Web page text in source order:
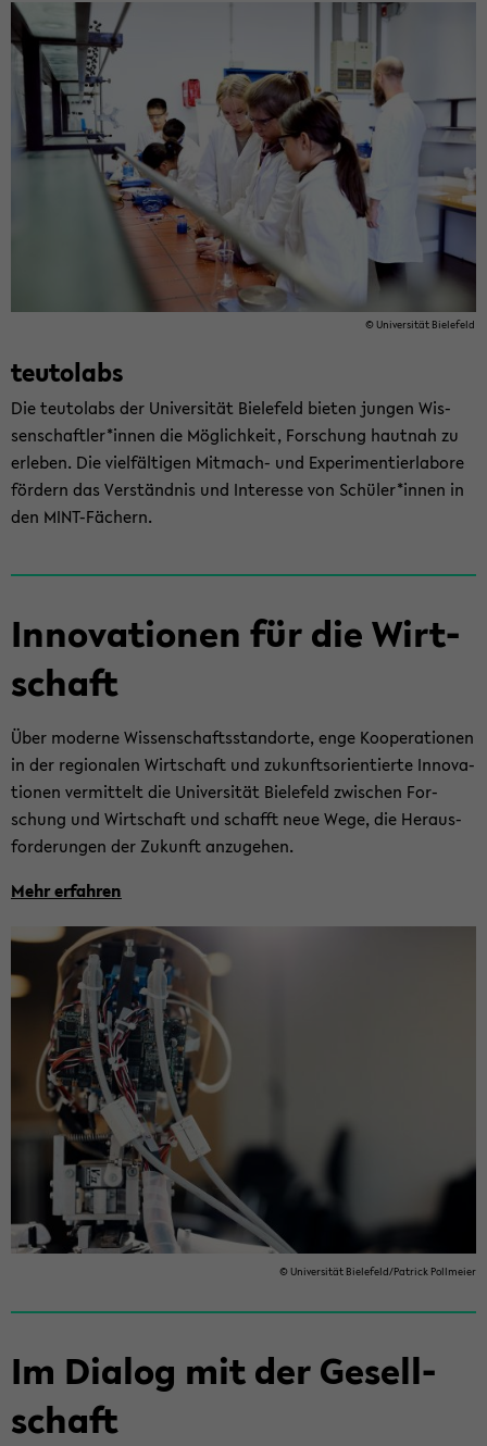
© Uni­ver­si­tät Bie­le­feld
teu­tol­abs
Die teu­tol­abs der Uni­ver­si­tät Bie­le­feld bie­ten jun­gen Wis­
sen­schaft­ler*innen die Mög­lich­keit, For­schung haut­nah zu
er­le­ben. Die viel­fäl­ti­gen Mitmach-​ und Ex­pe­ri­men­tier­la­bo­re
för­dern das Ver­ständ­nis und In­ter­es­se von Schü­ler*innen in
den MINT-​Fächern.
In­no­va­tio­nen für die Wirt­
schaft
Über mo­der­ne Wis­sen­schafts­stand­or­te, enge Ko­ope­ra­tio­nen
in der re­gio­na­len Wirt­schaft und zu­kunfts­ori­en­tier­te In­no­va­
tio­nen ver­mit­telt die Uni­ver­si­tät Bie­le­feld zwi­schen For­
schung und Wirt­schaft und schafft neue Wege, die Her­aus­
for­de­run­gen der Zu­kunft an­zu­ge­hen.
Mehr er­fah­ren
© Uni­ver­si­tät Bie­le­feld/Pa­trick Poll­mei­er
Im Dia­log mit der Ge­sell­
schaft